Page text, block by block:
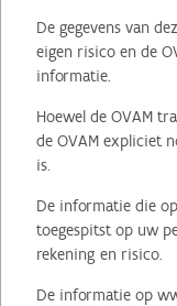
De gegevens van
eigen risico en de
informatie.
Hoewel de OVAM
de OVAM expliciet
is.
De informatie die
toegespitst op uw
rekening en risico.
De informatie op